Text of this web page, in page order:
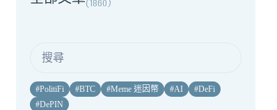
(1860)
#PolitiFi #BTC #Meme 迷因幣 #AI #DeFi
#DePIN